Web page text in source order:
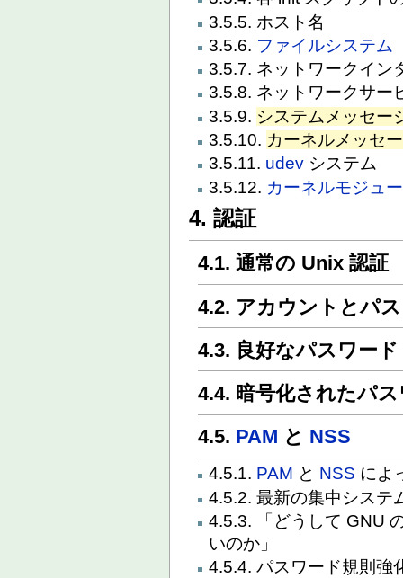
3.5.5. ホスト名
3.5.6. ファイルシステム
3.5.7. ネットワークイン
3.5.8. ネットワークサー
3.5.9. システムメッセー
3.5.10. カーネルメッセ
3.5.11. udev システム
3.5.12. カーネルモジュ
4. 認証
4.1. 通常の Unix 認証
4.2. アカウントとパ
4.3. 良好なパスワード
4.4. 暗号化されたパ
4.5. PAM と NSS
4.5.1. PAM と NSS によ
4.5.2. 最新の集中システ
4.5.3. 「どうして GNU
いのか」
4.5.4. パスワード規則強